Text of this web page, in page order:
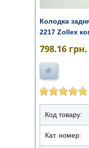
Колодка
2217 Zollex
798.16 грн.
Код товару:
Кат. номер: